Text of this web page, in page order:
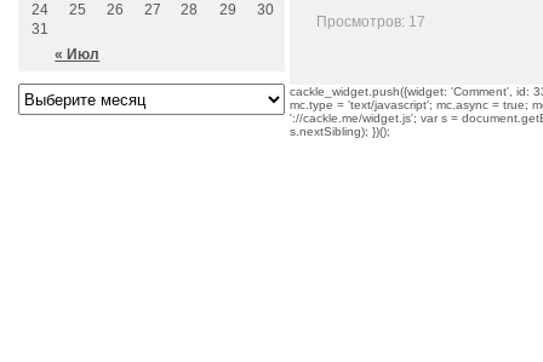
Просмотров: 17
cackle_widget.push({widget: 'Comment', id:
mc.type = 'text/javascript'; mc.async = true;
'://cackle.me/widget.js'; var s =
s.nextSibling); })();
« Июл
24
25 26 27 28 29
30
31